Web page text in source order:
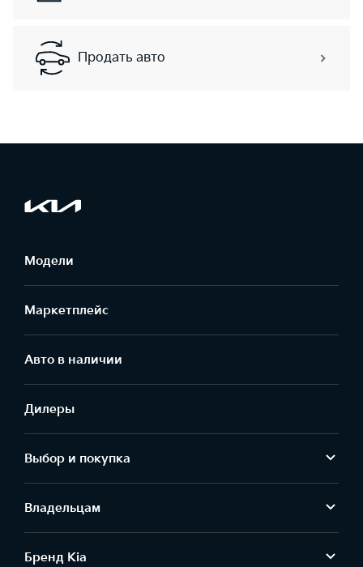
Продать авто
Модели
Маркетплейс
Aвто в наличии
Дилеры
Выбор и покупка
Владельцам
Бренд Kia